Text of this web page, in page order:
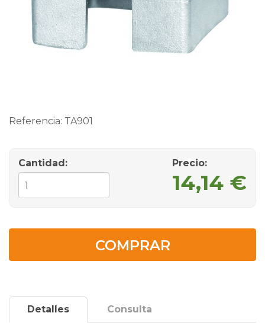
Referencia: TA901
Cantidad: Precio:
14,14 €
COMPRAR
Detalles Consulta